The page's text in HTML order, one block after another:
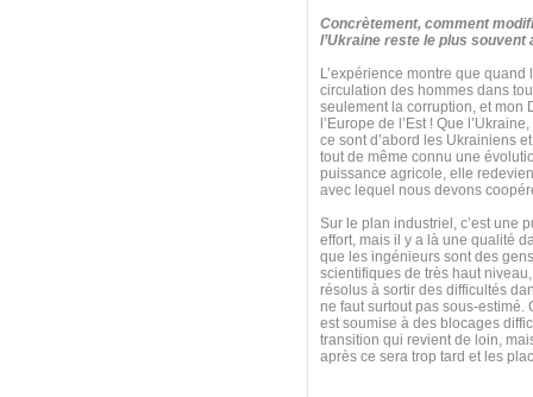
Concrètement, comment
l’Ukraine reste le plus
L’expérience montre que
circulation des hommes dans
seulement la corruption, et mon
l’Europe de l’Est ! Que
ce sont d’abord les Ukrainiens
tout de même connu une
puissance agricole, elle
avec lequel nous devons
Sur le plan industriel, c’est une
effort, mais il y a là une qualité
que les ingénieurs sont des
scientifiques de très haut
résolus à sortir des difficultés
ne faut surtout pas sous-
est soumise à des blocages
transition qui revient de loin,
après ce sera trop tard et les